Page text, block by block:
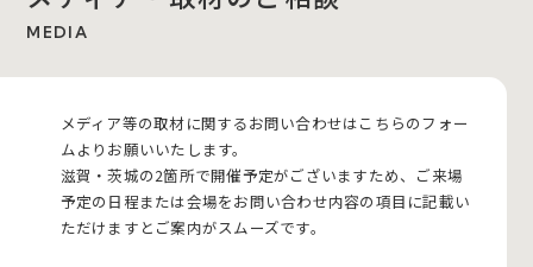
MEDIA
メディア等の取材に関するお問い合わせはこちらのフォー
ムよりお願いいたします。
滋賀・茨城の2箇所で開催予定がございますため、ご来場
予定の日程または会場をお問い合わせ内容の項目に記載い
ただけますとご案内がスムーズです。